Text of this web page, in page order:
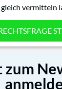
gleich vermitteln
zum